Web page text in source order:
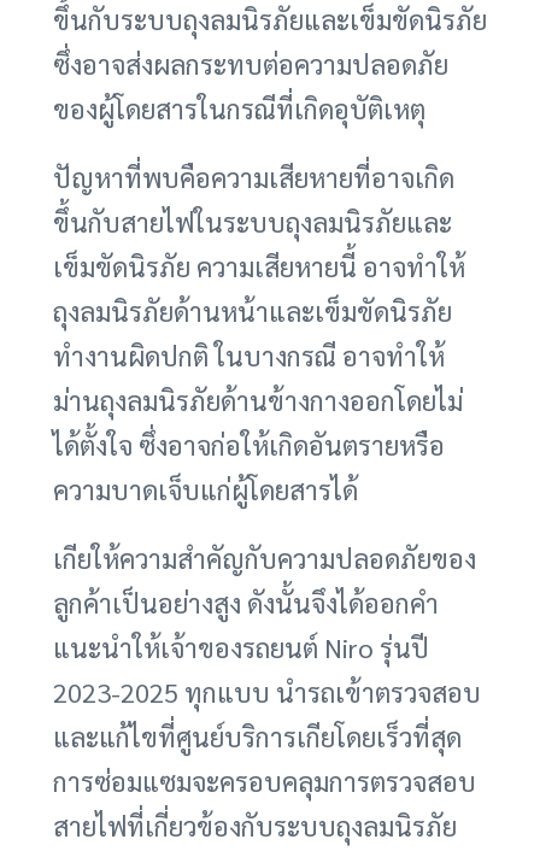
ขึ้นกับระบบถุงลมนิรภัยและเข็มขัดนิรภัย
ซึ่งอาจส่งผลกระทบต่อความปลอดภัย
ของผู้โดยสารในกรณีที่เกิดอุบัติเหตุ
ปัญหาที่พบคือความเสียหายที่อาจเกิด
ขึ้นกับสายไฟในระบบถุงลมนิรภัยและ
เข็มขัดนิรภัย ความเสียหายนี้ อาจทำให้
ถุงลมนิรภัยด้านหน้าและเข็มขัดนิรภัย
ทำงานผิดปกติ ในบางกรณี อาจทำให้
ม่านถุงลมนิรภัยด้านข้างกางออกโดยไม่
ได้ตั้งใจ ซึ่งอาจก่อให้เกิดอันตรายหรือ
ความบาดเจ็บแก่ผู้โดยสารได้
เกียให้ความสำคัญกับความปลอดภัยของ
ลูกค้าเป็นอย่างสูง ดังนั้นจึงได้ออกคำ
แนะนำให้เจ้าของรถยนต์ Niro รุ่นปี
2023-2025 ทุกแบบ นำรถเข้าตรวจสอบ
และแก้ไขที่ศูนย์บริการเกียโดยเร็วที่สุด
การซ่อมแซมจะครอบคลุมการตรวจสอบ
สายไฟที่เกี่ยวข้องกับระบบถุงลมนิรภัย